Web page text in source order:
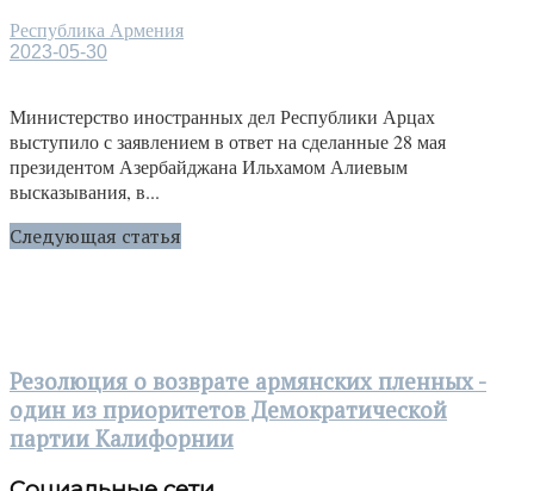
Республика Армения
2023-05-30
Министерство иностранных дел Республики Арцах
выступило с заявлением в ответ на сделанные 28 мая
президентом Азербайджана Ильхамом Алиевым
высказывания, в...
Следующая статья
Резолюция о возврате армянских пленных -
один из приоритетов Демократической
партии Калифорнии